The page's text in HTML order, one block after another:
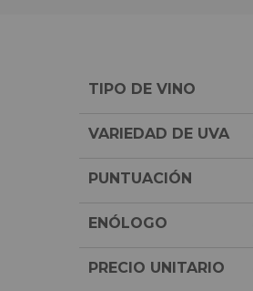
TIPO DE VINO
VARIEDAD DE UVA
PUNTUACIÓN
ENÓLOGO
PRECIO UNITARIO